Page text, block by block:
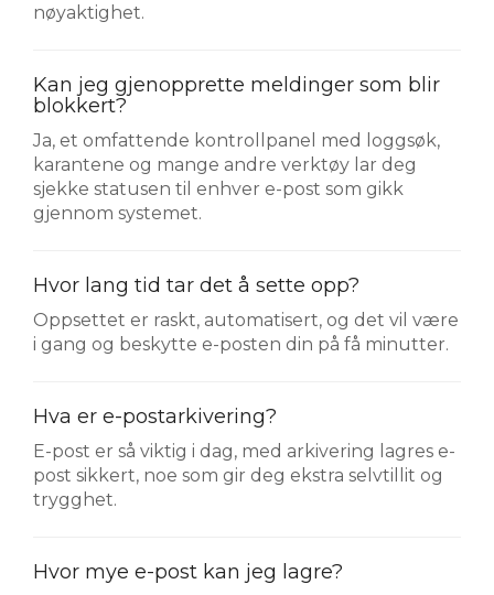
nøyaktighet.
Kan jeg gjenopprette meldinger som blir
blokkert?
Ja, et omfattende kontrollpanel med loggsøk,
karantene og mange andre verktøy lar deg
sjekke statusen til enhver e-post som gikk
gjennom systemet.
Hvor lang tid tar det å sette opp?
Oppsettet er raskt, automatisert, og det vil være
i gang og beskytte e-posten din på få minutter.
Hva er e-postarkivering?
E-post er så viktig i dag, med arkivering lagres e-
post sikkert, noe som gir deg ekstra selvtillit og
trygghet.
Hvor mye e-post kan jeg lagre?